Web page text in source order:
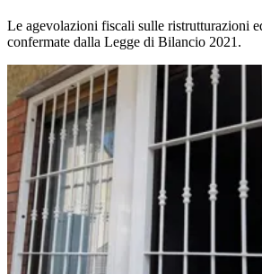
Le agevolazioni fiscali sulle ristrutturazioni
confermate dalla Legge di Bilancio 2021.